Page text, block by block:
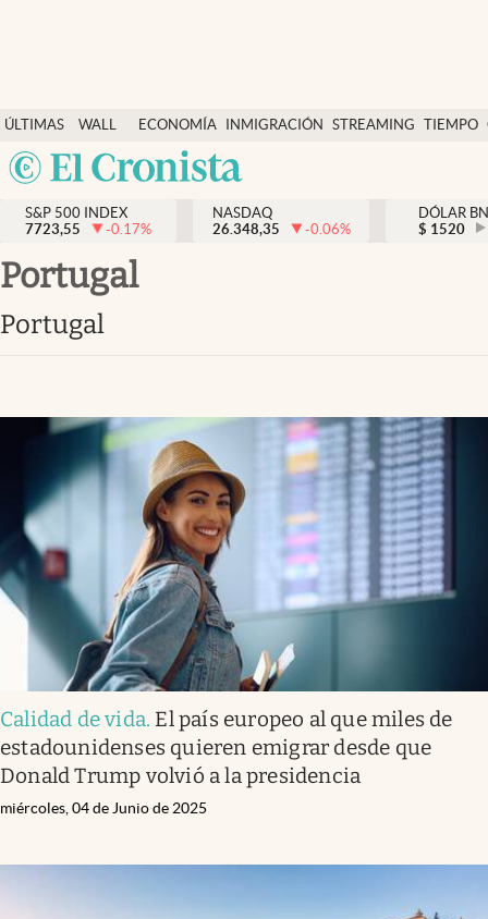
ÚLTIMAS
NOTICIAS
WALL
STREET
Y
DÓLAR
ECONOMÍA INMIGRACIÓN STREAMING TIEMPO
México
Finanzas y economía
Wall Street y dólar
Inmigración
Tiempo
Ciencia y salud
Streaming
Lifestyle
S&P 500 INDEX
7723,55
-0.17%
NASDAQ
26.348,35
-0.06%
DÓLAR
$ 1520
Portugal
Portugal
Calidad de vida. El país europeo al que miles de
estadounidenses quieren emigrar desde que
Donald Trump volvió a la presidencia
miércoles, 04 de Junio de 2025